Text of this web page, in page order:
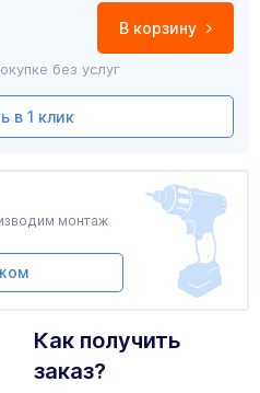
В корзину
без услуг
в 1 клик
Как получить
заказ?
монтаж